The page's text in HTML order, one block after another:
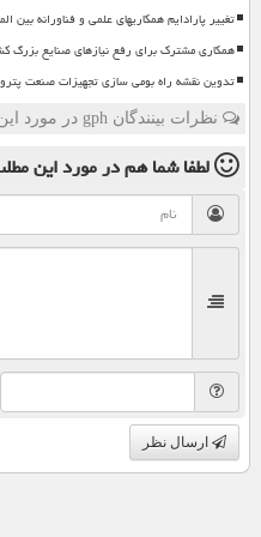
تغییر پارادایم همکاریهای علمی و فناورانه بین
همکاری مشترک برای رفع نیازهای صنایع بزرگ
تدوین نقشه راه بومی سازی تجهیزات صنعت
نظرات بینندگان gph در مورد این مطلب
لطفا شما همدر مورد این
ارسال نظر